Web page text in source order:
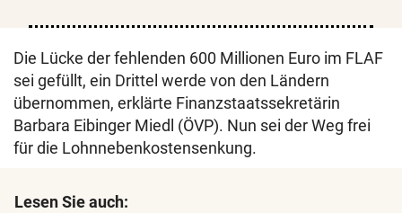
Die Lücke der fehlenden 600 Millionen Euro im FLAF
sei gefüllt, ein Drittel werde von den Ländern
übernommen, erklärte Finanzstaatssekretärin
Barbara Eibinger Miedl (ÖVP). Nun sei der Weg frei
für die Lohnnebenkostensenkung.
Lesen Sie auch: